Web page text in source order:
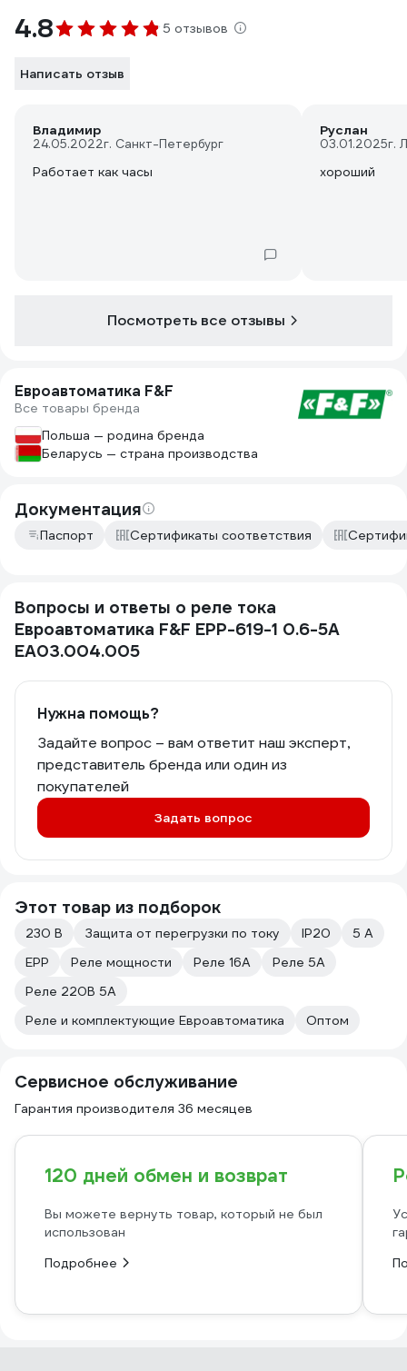
4.8 5 отзывов
Написать отзыв
Владимир
24.05.2022г. Санкт-Петербург
Работает как часы
Руслан
03.01.2025г.
хороший
Посмотреть все отзывы
Евроавтоматика F&F
Все товары бренда
Польша — родина бренда
Беларусь — страна производства
Документация
Паспорт Сертификаты соответствия
Вопросы и ответы о реле тока
Евроавтоматика F&F EPP-619-1 0.6-5А
EA03.004.005
Нужна помощь?
Задайте вопрос – вам ответит наш эксперт,
представитель бренда или один из
покупателей
Задать вопрос
Этот товар из подборок
230 В Защита от перегрузки по току IP20
5 А
EPP
Реле мощности Реле 16А
Реле 5А
Реле 220В 5А
Реле и комплектующие Евроавтоматика
Оптом
Сервисное обслуживание
Гарантия производителя 36 месяцев
120 дней обмен и возврат
Вы можете вернуть товар, который не был
использован
Подробнее